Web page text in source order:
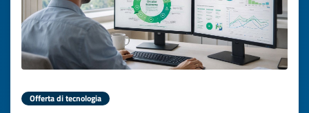
Offerta di tecnologia